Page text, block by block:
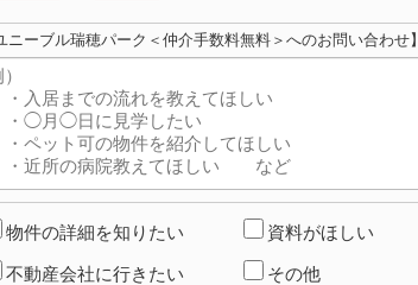
ニーブル瑞穂パーク＜仲介手数料無料＞へのお問い合わせ】
物件の詳細を知りたい 資料がほしい
不動産会社に行きたい その他